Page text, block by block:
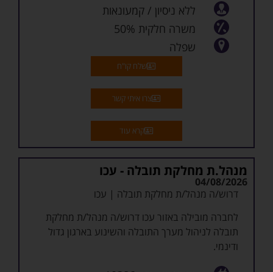
בנוסחאות)
הדפסה עיוורת בעברית
סריקות, תיוקים וניהול מסמכים
כתיבת מיילים ועבודה ב-Word
יחסי אנוש מצוינים, אחריות ומוסר עבודה גבוה
רמלה | חצי משרה
ניסיון אדמיניסטרטיבי – יתרון
בעבודה”.
ללא ניסיון / קמעונאות
משרה חלקית 50%
שפלה
שלח קו"ח
צרו איתי קשר
קרא עוד
מנהל.ת מחלקת תובלה - עכו
04/08/2026
דרוש/ה מנהל/ת מחלקת תובלה | עכו
לחברה מובילה באזור עכו דרוש/ה מנהל/ת מחלקת
תובלה לניהול מערך התובלה והשינוע בארגון גדול
ודינמי.